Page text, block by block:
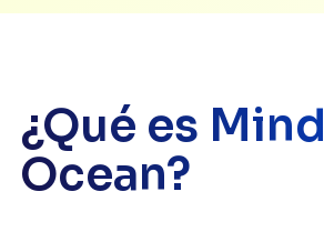
¿Qué es Mind
Ocean?